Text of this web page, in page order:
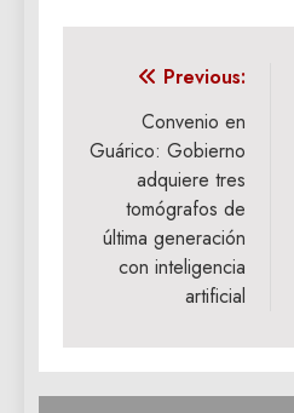
Navegación
entradas
Previous:
Convenio en
Guárico: Gobierno
adquiere tres
tomógrafos de
última generación
con inteligencia
artificial